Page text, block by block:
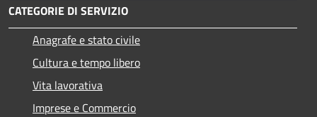
CATEGORIE DI SERVIZIO
Anagrafe e stato civile
Cultura e tempo libero
Vita lavorativa
Imprese e Commercio